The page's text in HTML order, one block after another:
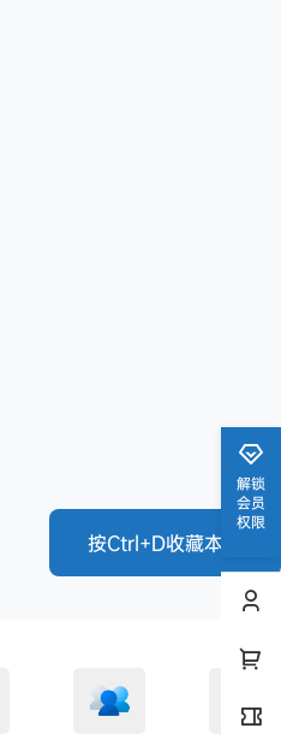
解锁
会员
权限
按Ctrl+D收藏本站